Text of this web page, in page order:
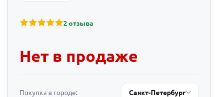
2 отзыва
Нет в продаже
Покупка в городе: Санкт-Петербург